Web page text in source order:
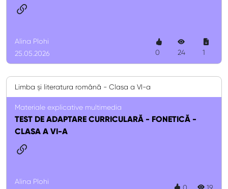
Alina Plohi
25.05.2026
0 24 1
Limba și literatura română - Clasa a VI-a
Materiale explicative multimedia
TEST DE ADAPTARE CURRICULARĂ - FONETICĂ -
CLASA A VI-A
Alina Plohi
0 19